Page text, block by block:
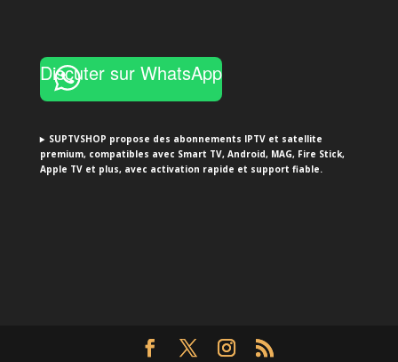
Discuter sur WhatsApp
SUPTVSHOP propose des abonnements IPTV et satellite
premium, compatibles avec Smart TV, Android, MAG, Fire Stick,
Apple TV et plus, avec activation rapide et support fiable.